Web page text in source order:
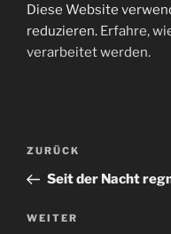
Diese Website
reduzieren. Erfahre,
verarbeitet werden.
Vorheriger
Beitrag
ZURÜCK
Seit der Nacht
Nächster
WEITER